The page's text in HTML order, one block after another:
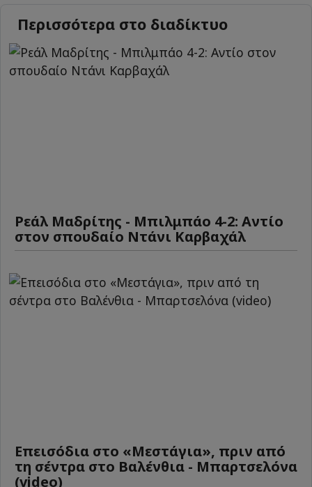
Περισσότερα στο διαδίκτυο
Ρεάλ Μαδρίτης - Μπιλμπάο 4-2: Αντίο
στον σπουδαίο Ντάνι Καρβαχάλ
Επεισόδια στο «Μεστάγια», πριν από
τη σέντρα στο Βαλένθια - Μπαρτσελόνα
(video)